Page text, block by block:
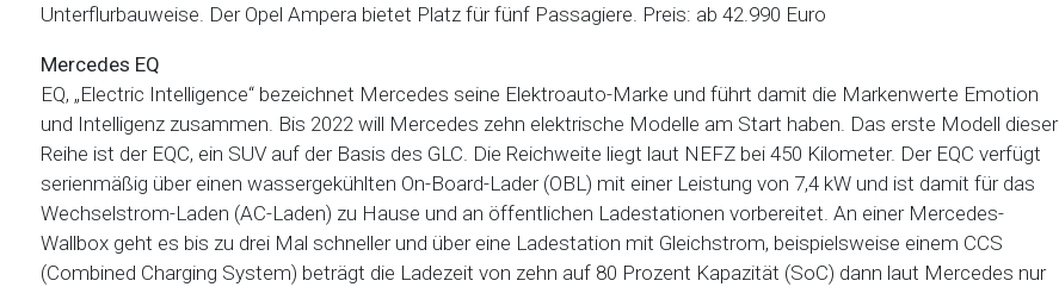
Unterflurbauweise. Der Opel Ampera bietet Platz für fünf Passagiere. Preis: ab 42.990 Euro
Mercedes EQ
EQ, „Electric Intelligence“ bezeichnet Mercedes seine Elektroauto-Marke und führt damit die Markenwerte Emotion
und Intelligenz zusammen. Bis 2022 will Mercedes zehn elektrische Modelle am Start haben. Das erste Modell dieser
Reihe ist der EQC, ein SUV auf der Basis des GLC. Die Reichweite liegt laut NEFZ bei 450 Kilometer. Der EQC verfügt
serienmäßig über einen wassergekühlten On-Board-Lader (OBL) mit einer Leistung von 7,4 kW und ist damit für das
Wechselstrom-Laden (AC-Laden) zu Hause und an öffentlichen Ladestationen vorbereitet. An einer Mercedes-
Wallbox geht es bis zu drei Mal schneller und über eine Ladestation mit Gleichstrom, beispielsweise einem CCS
(Combined Charging System) beträgt die Ladezeit von zehn auf 80 Prozent Kapazität (SoC) dann laut Mercedes nur